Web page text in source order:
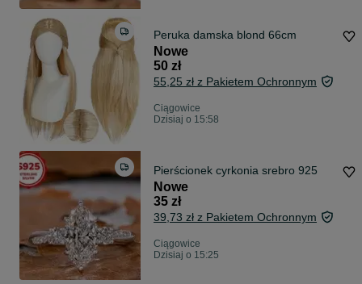
Peruka damska blond 66cm
Nowe
50 zł
55,25 zł z Pakietem Ochronnym
Ciągowice
Dzisiaj o 15:58
Pierścionek cyrkonia srebro 925
Nowe
35 zł
39,73 zł z Pakietem Ochronnym
Ciągowice
Dzisiaj o 15:25